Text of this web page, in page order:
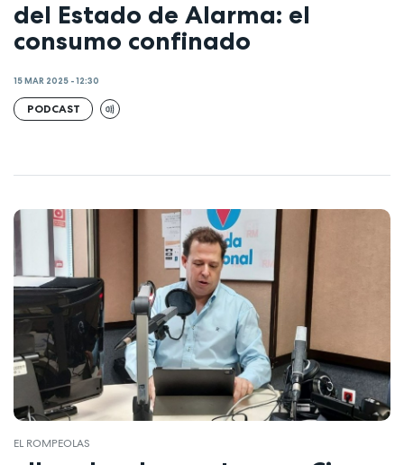
del Estado de Alarma: el
consumo confinado
15 MAR 2025 - 12:30
PODCAST
EL ROMPEOLAS